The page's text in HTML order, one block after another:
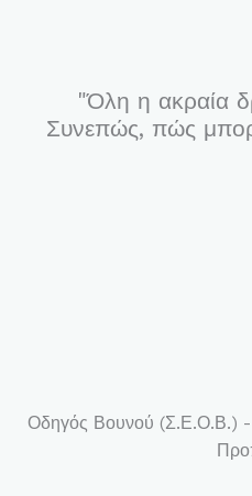
"Όλη η ακραία
Συνεπώς, πώς
Οδηγός Βουνού (Σ.Ε.Ο.Β.) -